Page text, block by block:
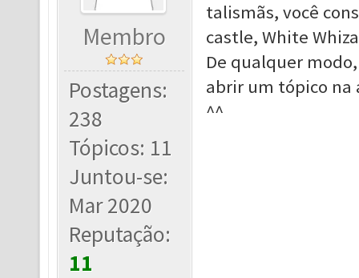
Membro
Postagens:
238
Tópicos: 11
Juntou-se:
Mar 2020
Reputação:
11
talismãs, você
castle, White
De qualquer
abrir um tópico na
^^